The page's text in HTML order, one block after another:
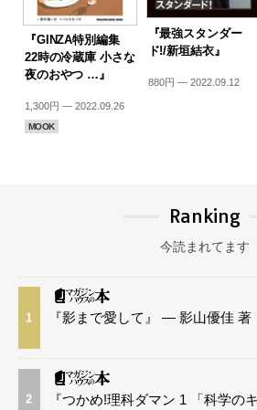
『GINZA特別編集
22時の冷蔵庫 小さな
夜のおやつ …』
1,300円 — 2022.09.26
MOOK
『最強スタンダー
ド!/新垣結衣』
880円 — 2022.09.12
Ranking
今読まれてます
1 『影まで愛して』 — 影山優佳 著
2
『つかめ!理科ダマン 1 「科学の